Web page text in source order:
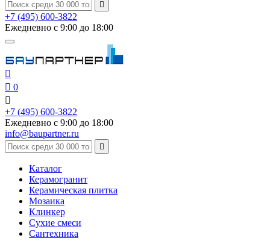

+7 (495) 600-3822
Ежедневно с 9:00 до 18:00

 0

+7 (495) 600-3822
Ежедневно с 9:00 до 18:00
info@baupartner.ru

Каталог
Керамогранит
Керамическая плитка
Мозаика
Клинкер
Сухие смеси
Сантехника